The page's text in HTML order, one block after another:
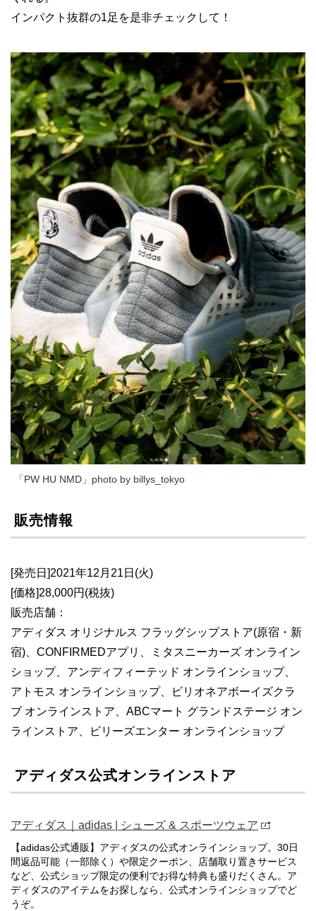
インパクト抜群の1足を是非チェックして！
「PW HU NMD」photo by billys_tokyo
販売情報
[発売日]2021年12月21日(火)
[価格]28,000円(税抜)
販売店舗：
アディダス オリジナルス フラッグシップストア(原宿・新
宿)、CONFIRMEDアプリ、ミタスニーカーズ オンライン
ショップ、アンディフィーテッド オンラインショップ、
アトモス オンラインショップ、ビリオネアボーイズクラ
ブ オンラインストア、ABCマート グランドステージ オン
ラインストア、ビリーズエンター オンラインショップ
アディダス公式オンラインストア
アディダス｜adidas | シューズ & スポーツウェア
【adidas公式通販】アディダスの公式オンラインショップ。30日
間返品可能（一部除く）や限定クーポン、店舗取り置きサービス
など、公式ショップ限定の便利でお得な特典も盛りだくさん。ア
ディダスのアイテムをお探しなら、公式オンラインショップでど
うぞ。